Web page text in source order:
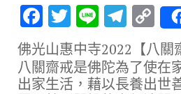
F
ac
e
b
T
w
it
te
Li
n
e
T
el
e
gr
C
o
p
y
佛光山惠中寺2022【八關
八關齋戒是佛陀為了使在
出家生活，藉以長養出世